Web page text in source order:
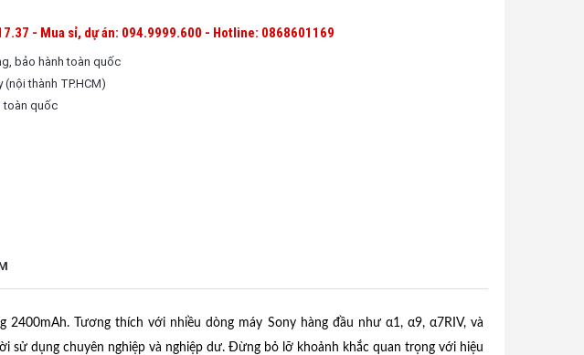
- Mua sỉ, dự án: 094.9999.600 - Hotline: 0868601169
bảo hành toàn quốc
(nội thành TP.HCM)
toàn quốc
Tương thích với nhiều dòng máy Sony hàng đầu như α1, α9, α7RIV, và
sử dụng chuyên nghiệp và nghiệp dư. Đừng bỏ lỡ khoảnh khắc quan trọng với hiệu